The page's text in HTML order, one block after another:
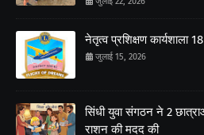
नेतृत्व प्रशिक्षण कार्यशाला
जुलाई 15, 2026
सिंधी युवा संगठन ने 2
राशन की मदद की